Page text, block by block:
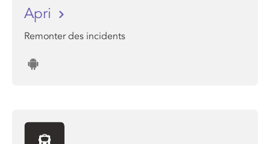
Apri
Remonter des incidents